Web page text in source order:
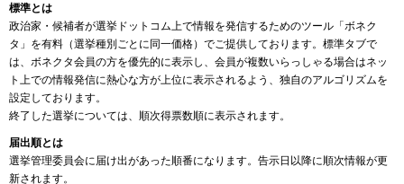
標準とは
政治家・候補者が選挙ドットコム上で情報を発信するためのツール「ボネク
タ」を有料（選挙種別ごとに同一価格）でご提供しております。標準タブで
は、ボネクタ会員の方を優先的に表示し、会員が複数いらっしゃる場合はネッ
ト上での情報発信に熱心な方が上位に表示されるよう、独自のアルゴリズムを
設定しております。
終了した選挙については、順次得票数順に表示されます。
届出順とは
選挙管理委員会に届け出があった順番になります。告示日以降に順次情報が更
新されます。